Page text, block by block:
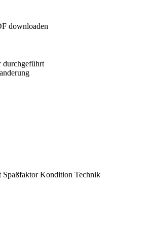
downloaden
durchgeführt
Spaßfaktor Kondition Technik